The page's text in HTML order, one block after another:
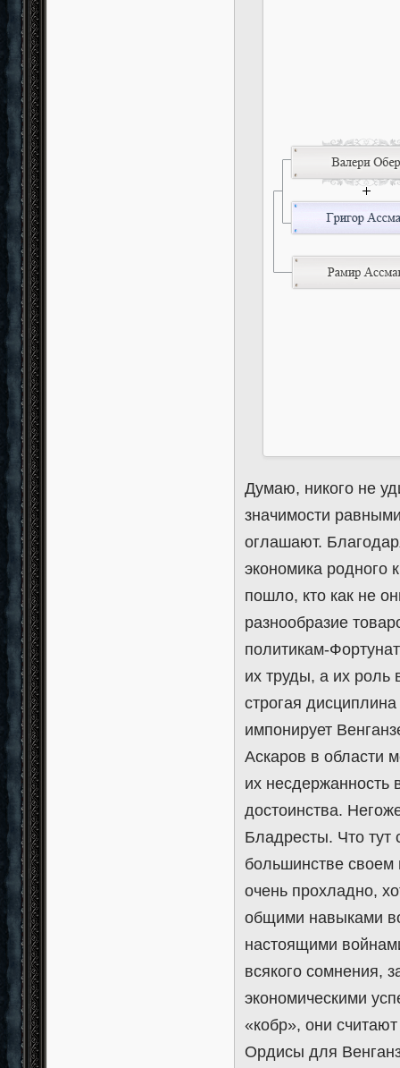
Думаю, никого не
значимости
оглашают.
экономика родного
пошло, кто как не
разнообразие
политикам-
их труды, а их
строгая
импонирует
Аскаров в области
их несдержанность
достоинства.
Бладресты. Что
большинстве своем
очень прохладно,
общими навыками
настоящими
всякого сомнения,
экономическими
«кобр», они
Ордисы для